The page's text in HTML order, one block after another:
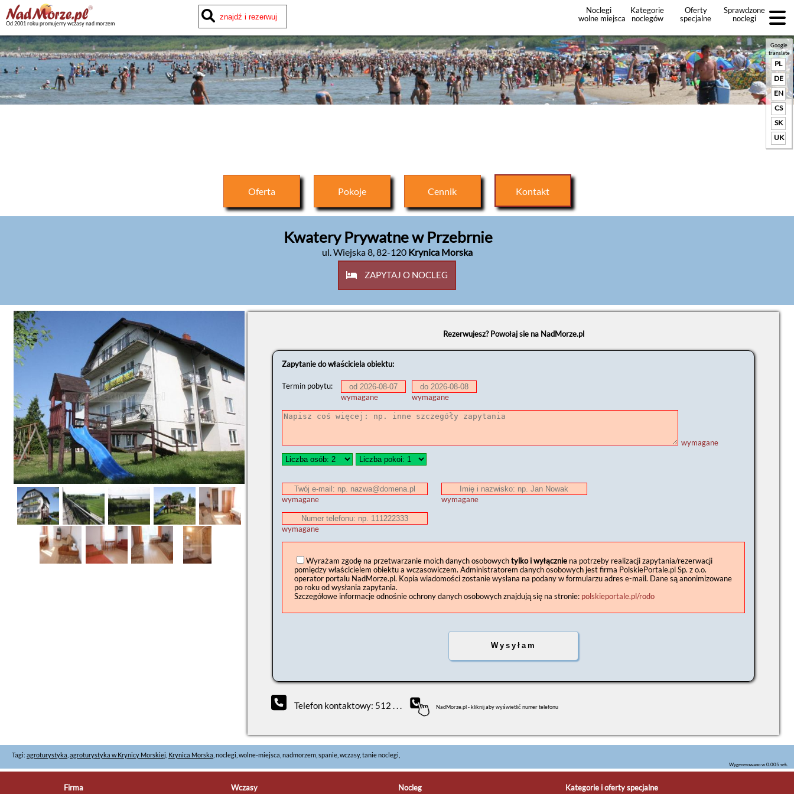
Od 2001 roku promujemy wczasy nad morzem
Noclegi
wolne miejsca
Kategorie
noclegów
Oferty
specjalne
Sprawdzone
noclegi
+Dodaj
ofertę
Google
translate
PL
DE
EN
CS
SK
UK
Oferta Pokoje Cennik Kontakt
Kwatery Prywatne w Przebrnie
ul. Wiejska 8,82-120 Krynica Morska
ZAPYTAJ O NOCLEG
Rezerwujesz? Powołaj sie na NadMorze.pl
Zapytanie do właściciela obiektu:
Termin pobytu:
wymagane
wymagane
wymagane
wymagane wymagane
wymagane
Wyrażam zgodę na przetwarzanie moich danych osobowychtylko i wyłączniena potrzeby realizacji zapytania/rezerwacji
pomiędzy właścicielem obiektu a wczasowiczem. Administratorem danych osobowych jest firma PolskiePortale.pl Sp. z o.o.
operator portalu NadMorze.pl. Kopia wiadomości zostanie wysłana na podany w formularzu adres e-mail. Dane są anonimizowane
po roku od wysłania zapytania.
Szczegółowe informacje odnośnie ochrony danych osobowych znajdują się na stronie: polskieportale.pl/rodo
Telefon kontaktowy: 512 . . . NadMorze.pl - kliknij aby wyświetlić numer telefonu
Tagi: agroturystyka agroturystyka w Krynicy Morskiej Krynica Morska , noclegi, wolne-miejsca, nadmorzem, spanie, wczasy, tanie noclegi,
Wygenerowano w 0.005 sek.
Firma Wczasy Nocleg Kategorie i oferty specjalne